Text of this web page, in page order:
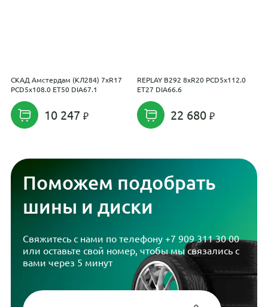
СКАД Амстердам (КЛ284) 7xR17
PCD5x108.0 ET50 DIA67.1
10 247
REPLAY B292 8xR20 PCD5x112.0
ET27 DIA66.6
22 680
Поможем подобрать
шины и диски
Свяжитесь с нами по телефону +7 909 311 30 00
или оставьте свой номер, чтобы мы связались с
вами через 5 минут